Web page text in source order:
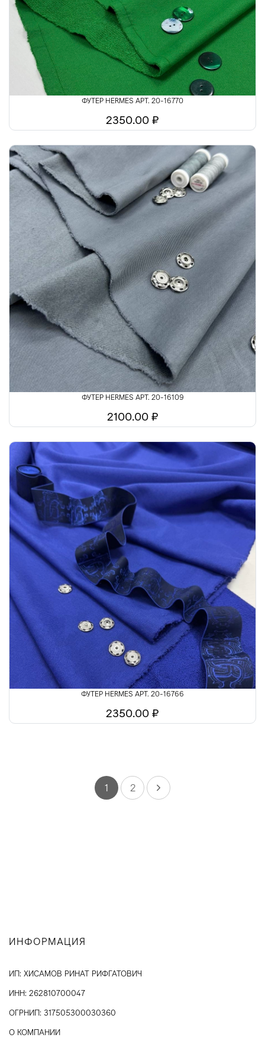
ФУТЕР HERMES АРТ. 20-16770
2350.00 ₽
ФУТЕР HERMES АРТ. 20-16109
2100.00 ₽
ФУТЕР HERMES АРТ. 20-16766
2350.00 ₽
1 2
ИНФОРМАЦИЯ
ИП: ХИСАМОВ РИНАТ РИФГАТОВИЧ
ИНН: 262810700047
ОГРНИП: 317505300030360
О КОМПАНИИ